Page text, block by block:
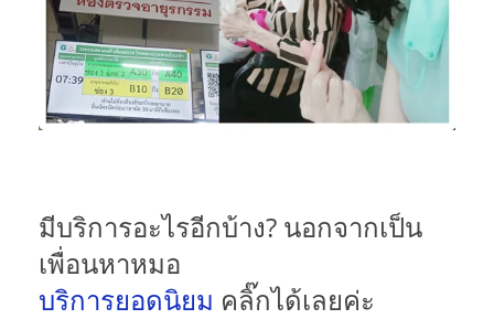
มีบริการอะไรอีกบ้าง? นอกจากเป็น
เพื่อนหาหมอ
บริการยอดนิยม คลิ๊กได้เลยค่ะ